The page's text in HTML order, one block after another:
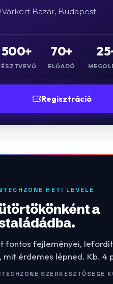
Várkert Bazár, Budapest
500+ 70+
ELŐADÓ
Regisztráció
HETI LEVELE
a
fontos fejleményei,
mit érdemes lépned. Kb. 4
SZERKESZTŐSÉGE